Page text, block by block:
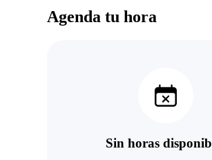
Agenda tu hora
Sin horas